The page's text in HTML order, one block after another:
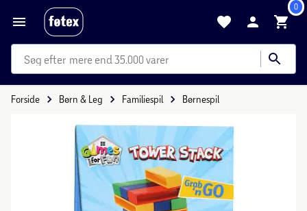
0
mere end 35.000 varer
Forside Børn & Leg Familiespil Børnespil